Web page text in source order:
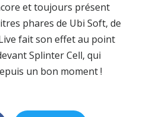
et toujours présent
phares de Ubi Soft, de
fait son effet au point
Splinter Cell, qui
un bon moment !